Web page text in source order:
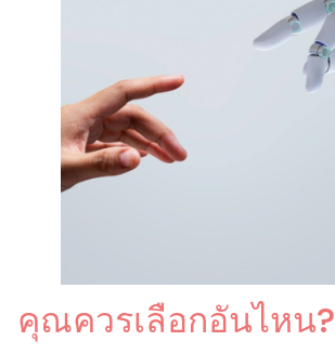
คุณควรเลือกอันไหน?